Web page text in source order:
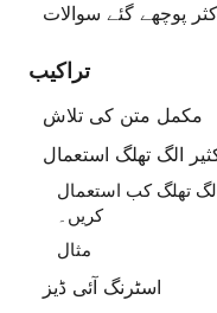
پوچھے گئے سوالات
تراکیب
مکمل متن کی تلاش
الگ تھلگ استعمال
تھلگ کب استعمال
کریں۔
مثال
اسٹرنگ آئی ڈیز